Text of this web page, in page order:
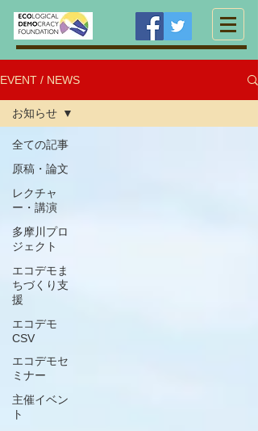
EVENT / NEWS
全ての記事
原稿・論文
レクチャ
ー・講演
多摩川プロ
ジェクト
エコデモま
ちづくり支
援
エコデモ
CSV
エコデモセ
ミナー
主催イベン
ト
お知らせ